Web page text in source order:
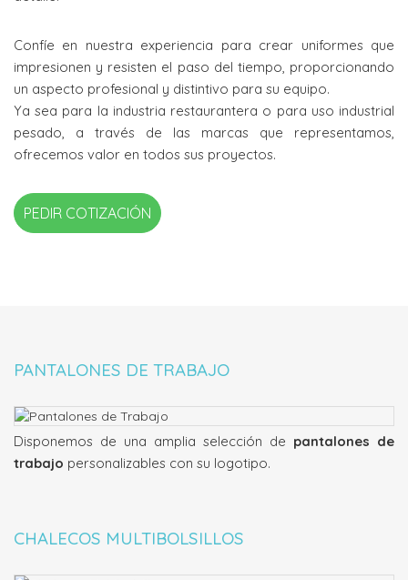
Confíe en nuestra experiencia para crear uniformes que
impresionen y resisten el paso del tiempo, proporcionando
un aspecto profesional y distintivo para su equipo.
Ya sea para la industria restaurantera o para uso industrial
pesado, a través de las marcas que representamos,
ofrecemos valor en todos sus proyectos.
PEDIR COTIZACIÓN
PANTALONES DE TRABAJO
Disponemos de una amplia selección de pantalones de
trabajo personalizables con su logotipo.
CHALECOS MULTIBOLSILLOS